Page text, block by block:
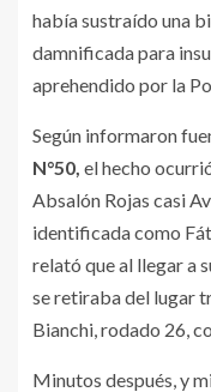
había sustraído una
damnificada para
aprehendido por la
Según informaron
N°50, el hecho
Absalón Rojas casi
identificada como
relató que al llegar a
se retiraba del lugar
Bianchi, rodado 26,
Minutos después, y